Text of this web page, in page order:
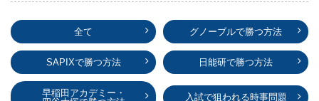
全て グノーブルで勝つ方法
SAPIXで勝つ方法 日能研で勝つ方法
早稲田アカデミー・
入試で狙われる時事問題